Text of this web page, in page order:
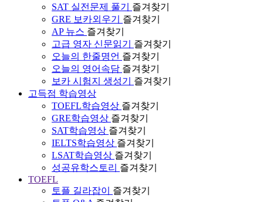
SAT 실전문제 풀기
즐겨찾기
GRE 보카외우기
즐겨찾기
AP 뉴스 즐겨찾기
고급 영자 신문읽기
즐겨찾기
오늘의 한줄명언 즐겨찾기
오늘의 영어속담 즐겨찾기
보카 시험지 생성기
즐겨찾기
고득점 학습영상
TOEFL학습영상 즐겨찾기
GRE학습영상 즐겨찾기
SAT학습영상 즐겨찾기
IELTS학습영상 즐겨찾기
LSAT학습영상 즐겨찾기
성공유학스토리 즐겨찾기
TOEFL
토플 길라잡이
즐겨찾기